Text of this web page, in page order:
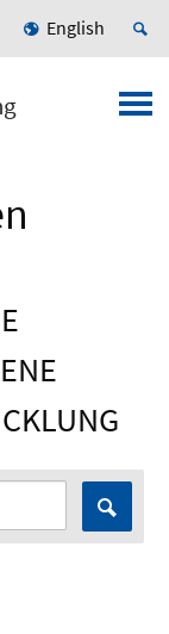
English